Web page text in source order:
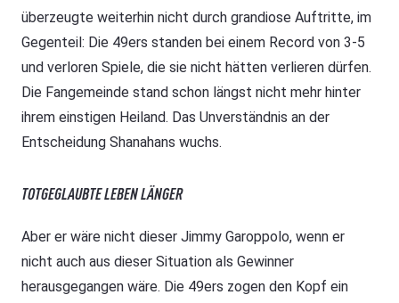
überzeugte weiterhin nicht durch grandiose Auftritte, im
Gegenteil: Die 49ers standen bei einem Record von 3-5
und verloren Spiele, die sie nicht hätten verlieren dürfen.
Die Fangemeinde stand schon längst nicht mehr hinter
ihrem einstigen Heiland. Das Unverständnis an der
Entscheidung Shanahans wuchs.
TOTGEGLAUBTE LEBEN LÄNGER
Aber er wäre nicht dieser Jimmy Garoppolo, wenn er
nicht auch aus dieser Situation als Gewinner
herausgegangen wäre. Die 49ers zogen den Kopf ein